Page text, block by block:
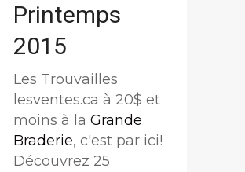
Printemps
2015
Les Trouvailles
lesventes.ca à 20$ et
moins à la Grande
Braderie, c'est par ici!
Découvrez 25